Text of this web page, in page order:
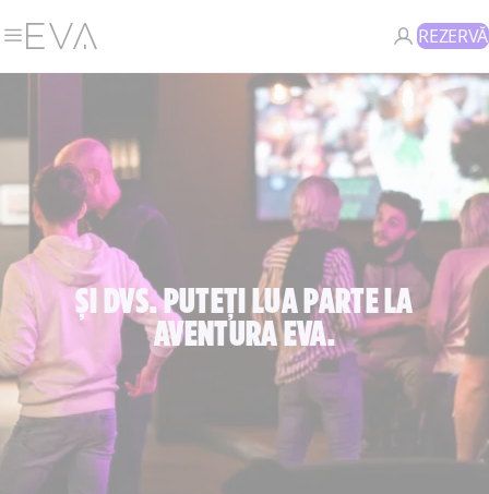
REZERVĂ
ȘI DVS. PUTEȚI LUA PARTE LA
AVENTURA EVA.